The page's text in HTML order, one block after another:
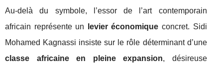
Au-delà du symbole, l’essor de l’art contemporain
africain représente un
levier économique concret. Sidi
Mohamed Kagnassi insiste sur le rôle déterminant d’une
classe africaine en pleine expansion, désireuse